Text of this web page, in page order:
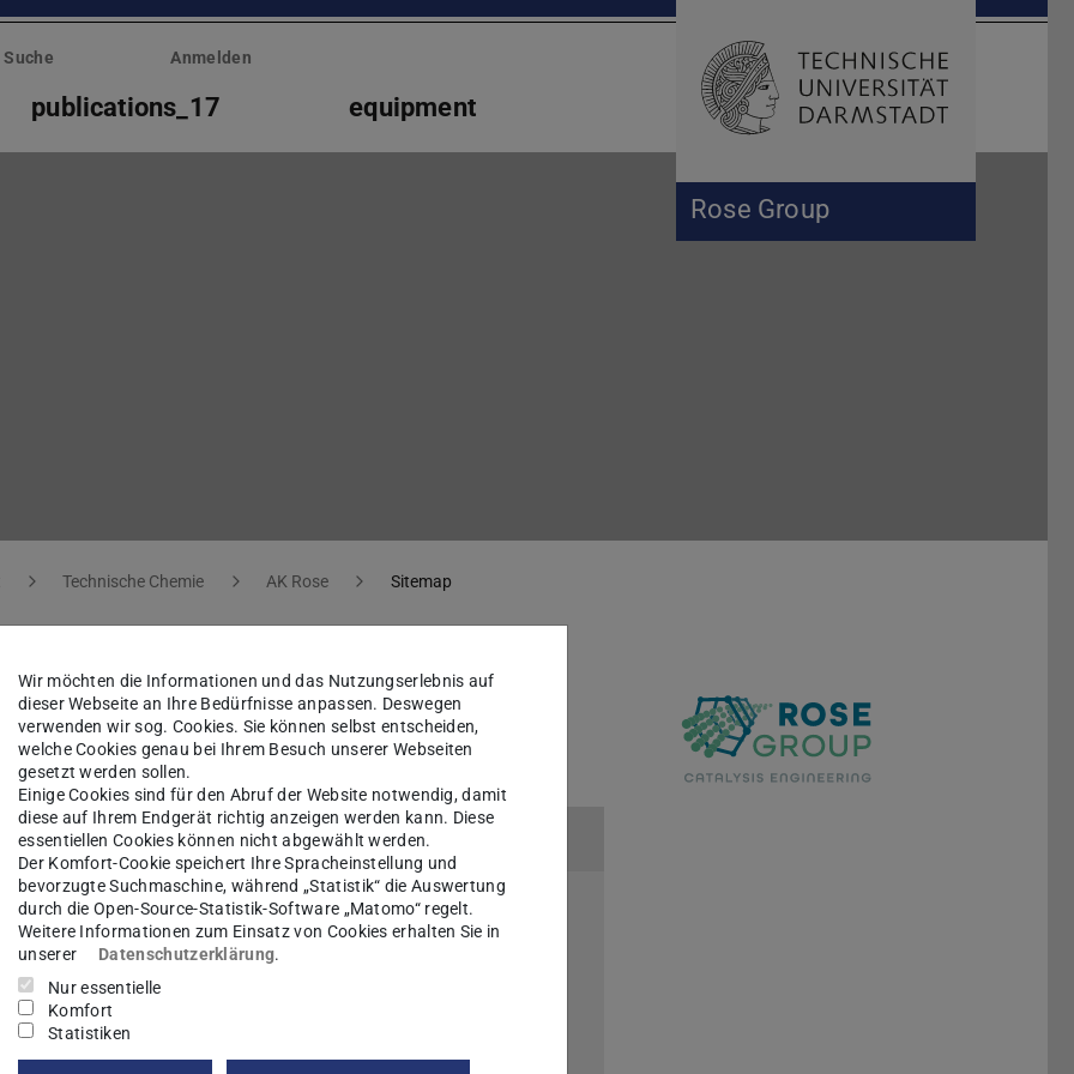
Rose Group
Suche Anmelden
publications_17 equipment Suche öffnen
Technische Chemie AK Rose Sitemap
Wir möchten die Informationen und das Nutzungserlebnis auf
dieser Webseite an Ihre Bedürfnisse anpassen. Deswegen
verwenden wir sog. Cookies. Sie können selbst entscheiden,
welche Cookies genau bei Ihrem Besuch unserer Webseiten
gesetzt werden sollen.
Einige Cookies sind für den Abruf der Website notwendig, damit
diese auf Ihrem Endgerät richtig anzeigen werden kann. Diese
essentiellen Cookies können nicht abgewählt werden.
Der Komfort-Cookie speichert Ihre Spracheinstellung und
bevorzugte Suchmaschine, während „Statistik“ die Auswertung
durch die Open-Source-Statistik-Software „Matomo“ regelt.
Weitere Informationen zum Einsatz von Cookies erhalten Sie in
unserer
Datenschutzerklärung.
Nur essentielle
Komfort
Statistiken